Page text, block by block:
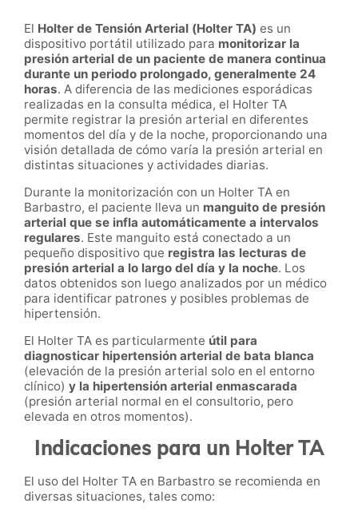
El Holter de Tensión Arterial (Holter TA) es un
dispositivo portátil utilizado para monitorizar la
presión arterial de un paciente de manera continua
durante un periodo prolongado, generalmente 24
horas. A diferencia de las mediciones esporádicas
realizadas en la consulta médica, el Holter TA
permite registrar la presión arterial en diferentes
momentos del día y de la noche, proporcionando una
visión detallada de cómo varía la presión arterial en
distintas situaciones y actividades diarias.
Durante la monitorización con un Holter TA en
Barbastro, el paciente lleva un manguito de presión
arterial que se infla automáticamente a intervalos
regulares. Este manguito está conectado a un
pequeño dispositivo que registra las lecturas de
presión arterial a lo largo del día y la noche. Los
datos obtenidos son luego analizados por un médico
para identificar patrones y posibles problemas de
hipertensión.
El Holter TA es particularmente útil para
diagnosticar hipertensión arterial de bata blanca
(elevación de la presión arterial solo en el entorno
clínico) y la hipertensión arterial enmascarada
(presión arterial normal en el consultorio, pero
elevada en otros momentos).
Indicaciones para un Holter TA
El uso del Holter TA en Barbastro se recomienda en
diversas situaciones, tales como: